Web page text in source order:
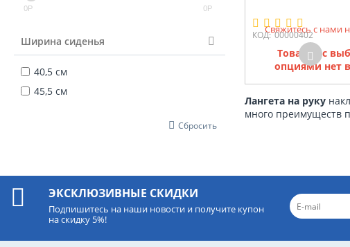
0Р 0Р
Ширина сиденья
40,5 см
45,5 см
Сбросить
КОД: 00000402
Свяжитесь с нами
Товаров с
опциями нет
Лангета на руку
много преимуществ
ЭКСКЛЮЗИВНЫЕ СКИДКИ
Подпишитесь на наши новости и получите купон
на скидку 5%!